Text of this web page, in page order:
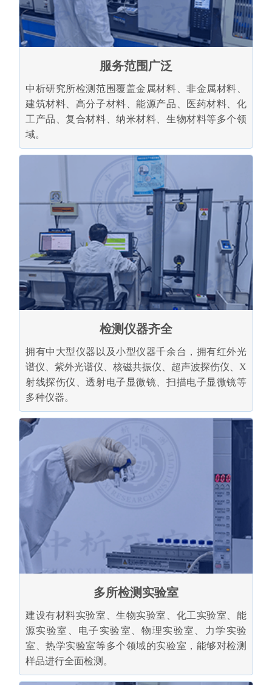
服务范围广泛
中析研究所检测范围覆盖金属材料、非金属材料、
建筑材料、高分子材料、能源产品、医药材料、化
工产品、复合材料、纳米材料、生物材料等多个领
域。
检测仪器齐全
拥有中大型仪器以及小型仪器千余台，拥有红外光
谱仪、紫外光谱仪、核磁共振仪、超声波探伤仪、X
射线探伤仪、透射电子显微镜、扫描电子显微镜等
多种仪器。
多所检测实验室
建设有材料实验室、生物实验室、化工实验室、能
源实验室、电子实验室、物理实验室、力学实验
室、热学实验室等多个领域的实验室，能够对检测
样品进行全面检测。